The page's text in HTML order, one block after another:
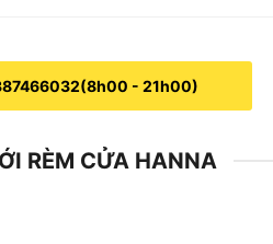
- 21h00)
RÈM CỬA HANNA